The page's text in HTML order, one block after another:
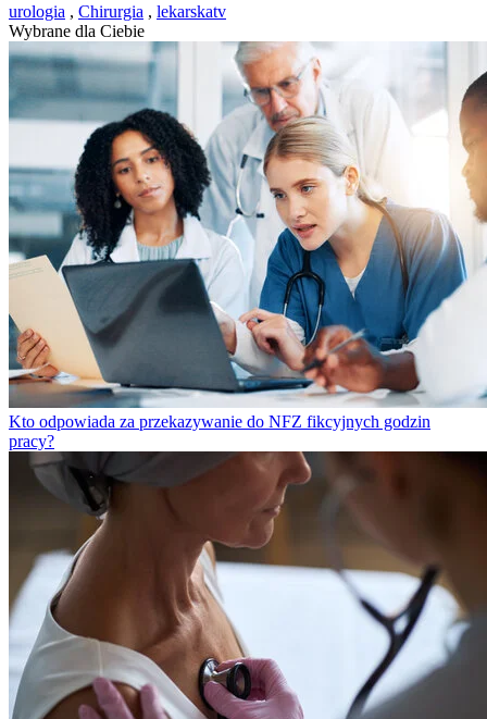
urologia , Chirurgia , lekarskatv
Wybrane dla Ciebie
Kto odpowiada za przekazywanie do NFZ fikcyjnych godzin
pracy?